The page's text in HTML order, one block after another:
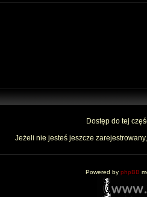
Dostęp do tej
Jeżeli nie jesteś jeszcze
Powered by phpBB